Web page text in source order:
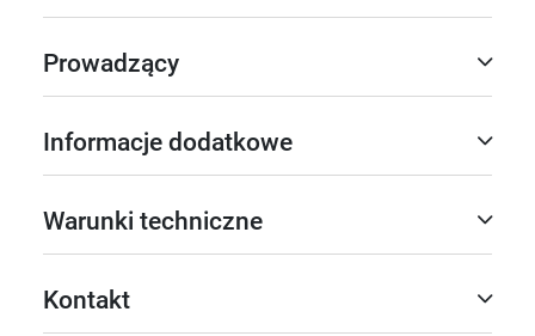
Prowadzący
Informacje dodatkowe
Warunki techniczne
Kontakt